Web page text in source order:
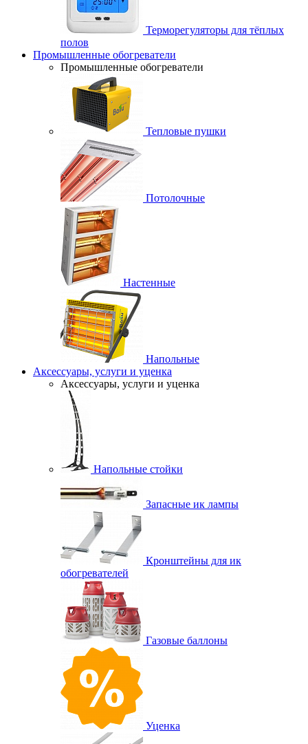
Терморегуляторы для тёплых
полов
Промышленные обогреватели
Промышленные обогреватели
Тепловые пушки
Потолочные
Настенные
Напольные
Аксессуары, услуги и уценка
Аксессуары, услуги и уценка
Напольные стойки
Запасные ик лампы
Кронштейны для ик
обогревателей
Газовые баллоны
Уценка